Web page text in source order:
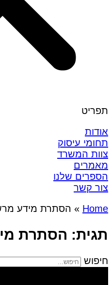
תפריט
אודות
תחומי עיסוק
צוות המשרד
מאמרים
הספרים שלנו
צור קשר
Home
» הסתרת מידע
תגית: הסתרת
חיפוש